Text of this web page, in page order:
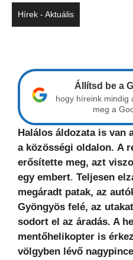
Hírek - Aktuális
Állítsd be a
hogy híreink mindig
meg a
Halálos áldozata is van
a közösségi oldalon. A
erősítette meg, azt
egy embert. Teljesen
megáradt patak, az
Gyöngyös felé, az
sodort el az áradás. A
mentőhelikopter is
völgyben lévő